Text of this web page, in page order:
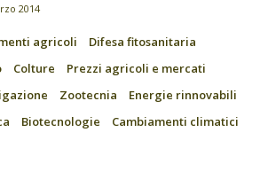
2014
agricoli
Difesa fitosanitaria
Colture
Prezzi agricoli e mercati
Zootecnia
Energie rinnovabili
Biotecnologie
Cambiamenti climatici